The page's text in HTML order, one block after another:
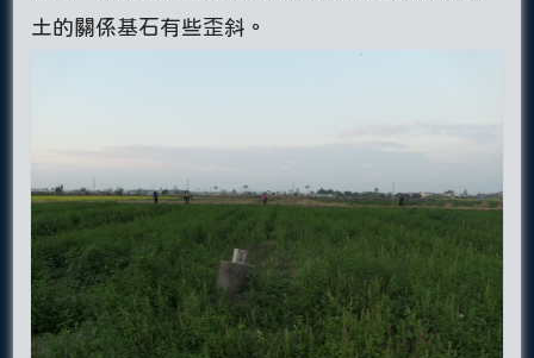
土的關係基石有些歪斜。